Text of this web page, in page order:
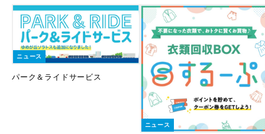
ニュース
パーク＆ライドサービス
ニュース